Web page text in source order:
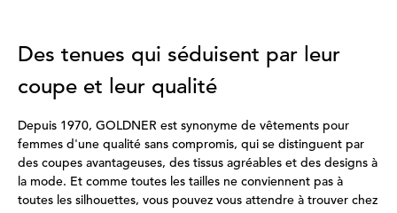
Des tenues qui séduisent par leur
coupe et leur qualité
Depuis 1970, GOLDNER est synonyme de vêtements pour
femmes d'une qualité sans compromis, qui se distinguent par
des coupes avantageuses, des tissus agréables et des designs à
la mode. Et comme toutes les tailles ne conviennent pas à
toutes les silhouettes, vous pouvez vous attendre à trouver chez